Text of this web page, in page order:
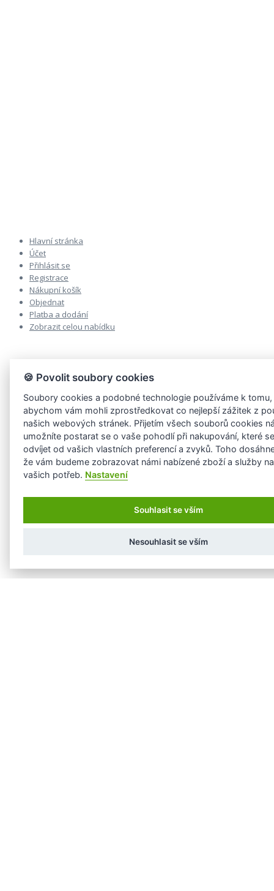
Hlavní stránka
Účet
Přihlásit se
Registrace
Nákupní košík
Objednat
Platba a dodání
Zobrazit celou nabídku
🍪 Povolit soubory cookies
Soubory cookies a podobné technologie používáme k tomu,
abychom vám mohli zprostředkovat co nejlepší zážitek z
našich webových stránek. Přijetím všech souborů cookies
umožníte postarat se o vaše pohodlí při nakupování, které
odvíjet od vašich vlastních preferencí a zvyků. Toho
že vám budeme zobrazovat námi nabízené zboží a služby
vašich potřeb. Nastavení
Souhlasit se vším
Nesouhlasit se vším